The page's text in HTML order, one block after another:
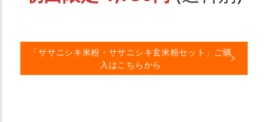
「ササニシキ米粉・ササニシキ玄米粉セット」ご購
入はこちらから